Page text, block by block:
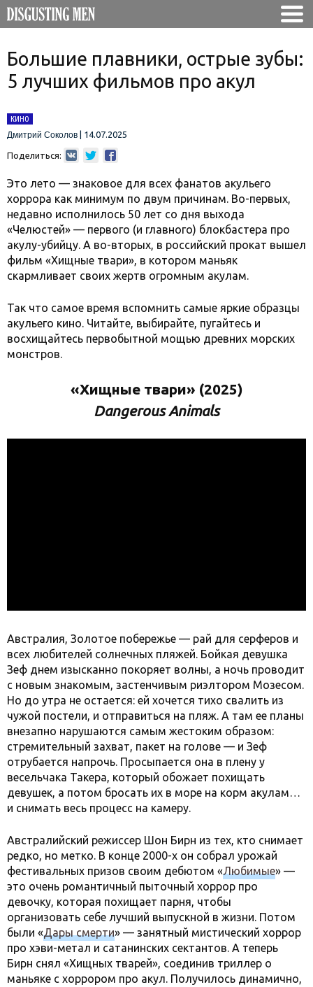
Большие плавники, острые зубы:
5 лучших фильмов про акул
КИНО
Дмитрий Соколов
14.07.2025
Поделиться:
Это лето — знаковое для всех фанатов акульего
хоррора как минимум по двум причинам. Во-первых,
недавно исполнилось 50 лет со дня выхода
«Челюстей» — первого (и главного) блокбастера про
акулу-убийцу. А во-вторых, в российский прокат вышел
фильм «Хищные твари», в котором маньяк
скармливает своих жертв огромным акулам.
Так что самое время вспомнить самые яркие образцы
акульего кино. Читайте, выбирайте, пугайтесь и
восхищайтесь первобытной мощью древних морских
монстров.
«Хищные твари» (2025)
Dangerous Animals
Австралия, Золотое побережье — рай для серферов и
всех любителей солнечных пляжей. Бойкая девушка
Зеф днем изысканно покоряет волны, а ночь проводит
с новым знакомым, застенчивым риэлтором Мозесом.
Но до утра не остается: ей хочется тихо свалить из
чужой постели, и отправиться на пляж. А там ее планы
внезапно нарушаются самым жестоким образом:
стремительный захват, пакет на голове — и Зеф
отрубается напрочь. Просыпается она в плену у
весельчака Такера, который обожает похищать
девушек, а потом бросать их в море на корм акулам…
и снимать весь процесс на камеру.
Австралийский режиссер Шон Бирн из тех, кто снимает
редко, но метко. В конце 2000-х он собрал урожай
фестивальных призов своим дебютом «Любимые» —
это очень романтичный пыточный хоррор про
девочку, которая похищает парня, чтобы
организовать себе лучший выпускной в жизни. Потом
были «Дары смерти» — занятный мистический хоррор
про хэви-метал и сатанинских сектантов. А теперь
Бирн снял «Хищных тварей», соединив триллер о
маньяке с хоррором про акул. Получилось динамично,